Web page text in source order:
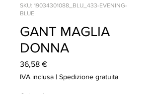
SKU: 19034301088_BLU_433-EVENING-
BLUE
GANT MAGLIA
DONNA
36,58 €Prezzo
IVA inclusa | Spedizione gratuita